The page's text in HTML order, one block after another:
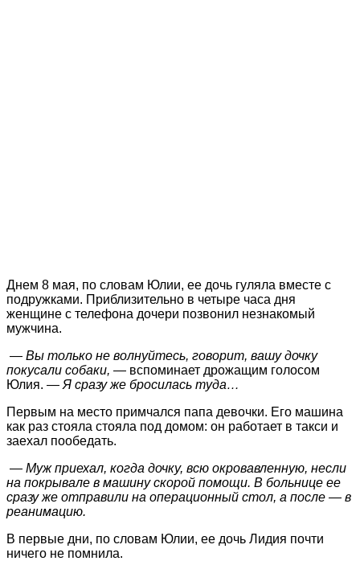
Днем 8 мая, по словам Юлии, ее дочь гуляла вместе с
подружками. Приблизительно в четыре часа дня
женщине с телефона дочери позвонил незнакомый
мужчина.
— Вы только не волнуйтесь, говорит, вашу дочку
покусали собаки, — вспоминает дрожащим голосом
Юлия. — Я сразу же бросилась туда…
Первым на место примчался папа девочки. Его машина
как раз стояла стояла под домом: он работает в такси и
заехал пообедать.
— Муж приехал, когда дочку, всю окровавленную, несли
на покрывале в машину скорой помощи. В больнице ее
сразу же отправили на операционный стол, а после — в
реанимацию.
В первые дни, по словам Юлии, ее дочь Лидия почти
ничего не помнила.